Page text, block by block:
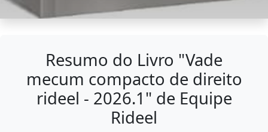
Resumo do Livro "Vade
mecum compacto de direito
rideel - 2026.1" de Equipe
Rideel